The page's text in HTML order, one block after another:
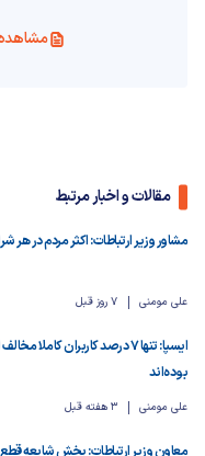
مقالات و اخبار مرتبط
مشاور وزیر ارتباطات: اکثر مردم در
علی مومنی 7 روز قبل
ایسپا: تنها ۷ درصد کاربران
بوده‌اند
علی مومنی 3 هفته قبل
معاون وزیر ارتباطات: پخش شایعه